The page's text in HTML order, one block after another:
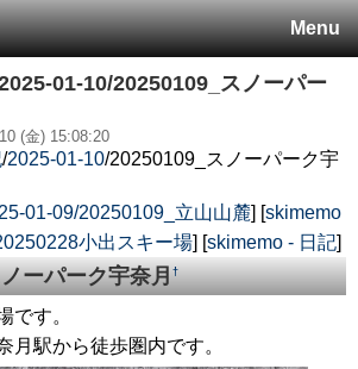
Menu
01-10/20250109_スノーパー
(金) 15:08:20
/2025-01-10/20250109_スノーパーク宇
01-09/20250109_立山山麓] [skimemo
小出スキー場] [skimemo - 日記]
ーパーク宇奈月†
です。
月駅から徒歩圏内です。